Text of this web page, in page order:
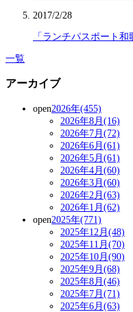
2017/2/28
「ランチパスポート
一覧
アーカイブ
open2026年(455)
2026年8月(16)
2026年7月(72)
2026年6月(61)
2026年5月(61)
2026年4月(60)
2026年3月(60)
2026年2月(63)
2026年1月(62)
open2025年(771)
2025年12月(48)
2025年11月(70)
2025年10月(90)
2025年9月(68)
2025年8月(46)
2025年7月(71)
2025年6月(63)